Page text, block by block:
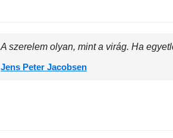
A szerelem olyan, mint a virág. Ha
Jens Peter Jacobsen